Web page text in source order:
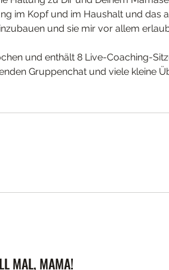
im Kopf und im Haushalt und das
und sie mir vor allem
und enthält 8 Live-Coaching-
Gruppenchat und viele kleine
MAL, MAMA!